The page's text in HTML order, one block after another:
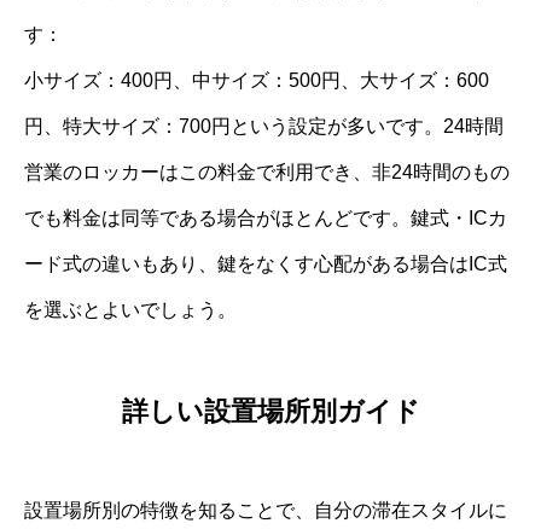
す：
小サイズ：400円、中サイズ：500円、大サイズ：600
円、特大サイズ：700円という設定が多いです。24時間
営業のロッカーはこの料金で利用でき、非24時間のもの
でも料金は同等である場合がほとんどです。鍵式・ICカ
ード式の違いもあり、鍵をなくす心配がある場合はIC式
を選ぶとよいでしょう。
詳しい設置場所別ガイド
設置場所別の特徴を知ることで、自分の滞在スタイルに